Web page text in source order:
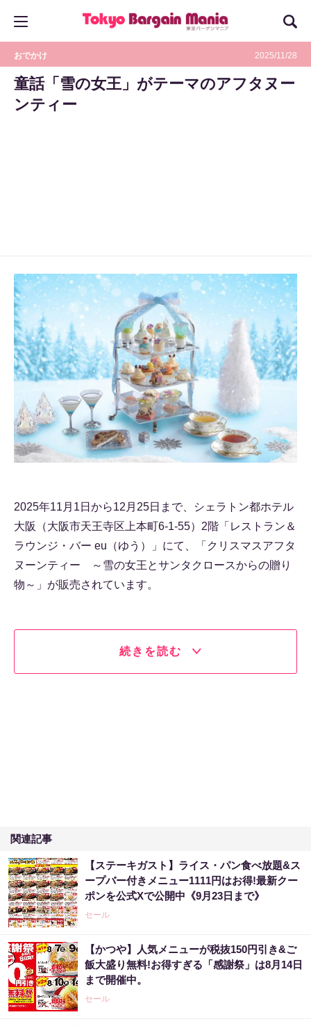
おでかけ 2025/11/28
童話「雪の女王」がテーマのアフタヌー
ンティー
2025年11月1日から12月25日まで、シェラトン都ホテル
大阪（大阪市天王寺区上本町6-1-55）2階「レストラン＆
ラウンジ・バー eu（ゆう）」にて、「クリスマスアフタ
ヌーンティー ～雪の女王とサンタクロースからの贈り
物～」が販売されています。
続きを読む
関連記事
【ステーキガスト】ライス・パン食べ放題&ス
ープバー付きメニュー1111円はお得!最新クー
ポンを公式Xで公開中《9月23日まで》
セール
【かつや】人気メニューが税抜150円引き&ご
飯大盛り無料!お得すぎる「感謝祭」は8月14日
まで開催中。
セール